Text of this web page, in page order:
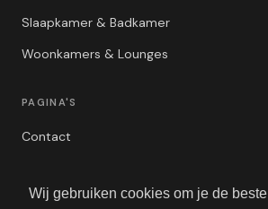
Wij gebruiken cookies om je de beste
Slaapkamer & Badkamer
Woonkamers & Lounges
PAGINA'S
Contact
Algemene Voorwaarden